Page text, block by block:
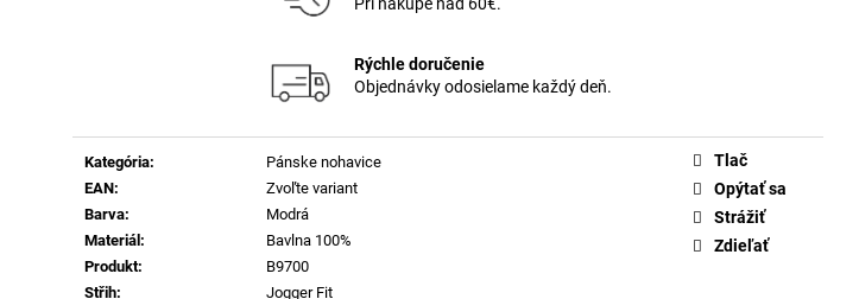
Rýchle doručenie
Objednávky odosielame každý deň.
Kategória:
Pánske nohavice
EAN:
Zvoľte variant
Barva:
Modrá
Materiál:
Bavlna 100%
Produkt:
B9700
Střih:
Jogger Fit
Tlač
Opýtať sa
Strážiť
Zdieľať